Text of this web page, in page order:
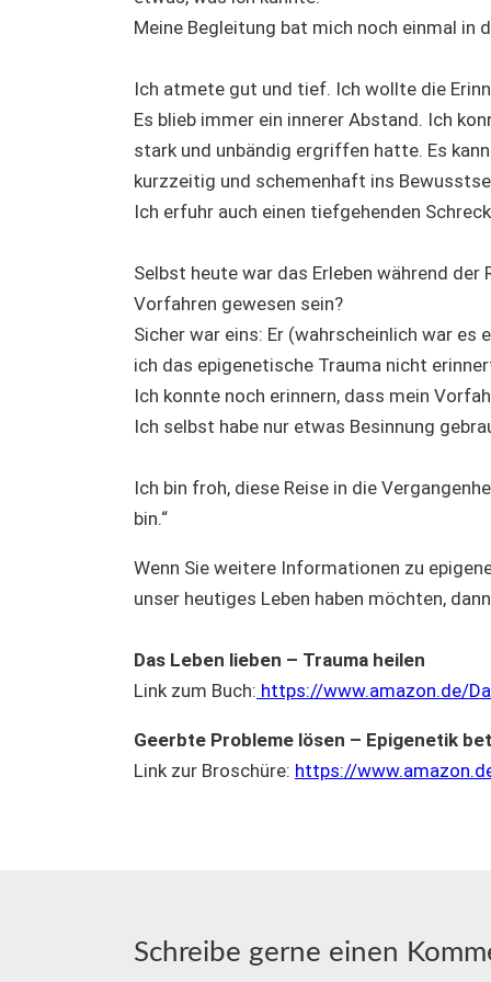
Meine Begleitung bat mich noch einmal in
Ich atmete gut und tief. Ich wollte die
Es blieb immer ein innerer Abstand. Ich
stark und unbändig ergriffen hatte. Es
kurzzeitig und schemenhaft ins
Ich erfuhr auch einen tiefgehenden
Selbst heute war das Erleben während
Vorfahren gewesen sein?
Sicher war eins: Er (wahrscheinlich war
ich das epigenetische Trauma nicht
Ich konnte noch erinnern, dass mein
Ich selbst habe nur etwas Besinnung
Ich bin froh, diese Reise in die
bin.“
Wenn Sie weitere Informationen zu
unser heutiges Leben haben möchten,
Das Leben lieben – Trauma heilen
Link zum Buch: https://www.amazon.de/
Geerbte Probleme lösen – Epigenetik
Link zur Broschüre: https://
Schreibe gerne einen